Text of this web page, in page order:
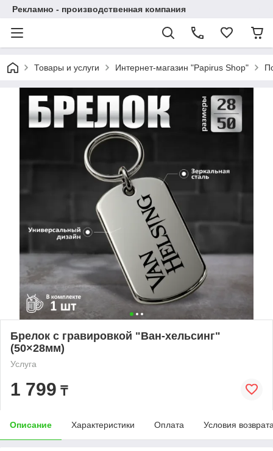
Рекламно - производственная компания
Товары и услуги Интернет-магазин "Papirus Shop"
Брелок с гравировкой "Ван-хельсинг"
(50×28мм)
Услуга
1 799 ₸
Описание Характеристики Оплата Условия